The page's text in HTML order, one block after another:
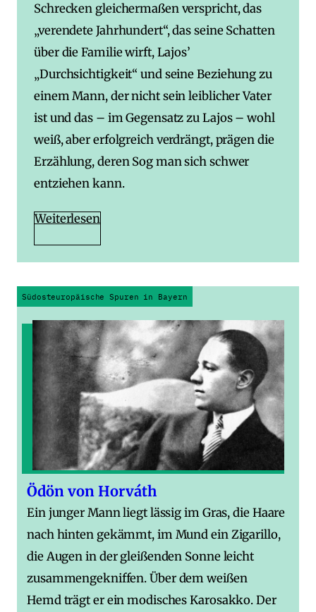
Schrecken gleichermaßen verspricht, das
„verendete Jahrhundert“, das seine Schatten
über die Familie wirft, Lajos’
„Durchsichtigkeit“ und seine Beziehung zu
einem Mann, der nicht sein leiblicher Vater
ist und das – im Gegensatz zu Lajos – wohl
weiß, aber erfolgreich verdrängt, prägen die
Erzählung, deren Sog man sich schwer
entziehen kann.
Weiterlesen
Südosteuropäische Spuren in Bayern
Ödön von Horváth
Ein junger Mann liegt lässig im Gras, die Haare
nach hinten gekämmt, im Mund ein Zigarillo,
die Augen in der gleißenden Sonne leicht
zusammengekniffen. Über dem weißen
Hemd trägt er ein modisches Karosakko. Der